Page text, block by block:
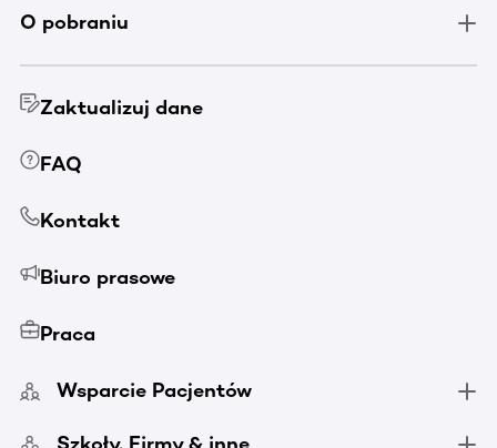
O pobraniu
Zaktualizuj dane
FAQ
Kontakt
Biuro prasowe
Praca
Wsparcie Pacjentów